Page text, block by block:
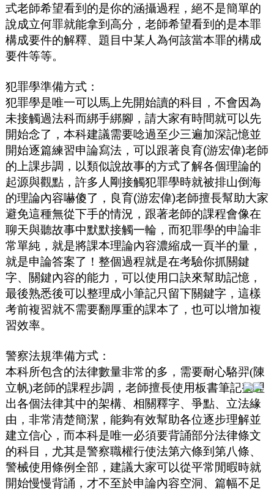
式老師希望看到的是你的涵攝過程，絕不是簡單的
說成立何罪就能拿到高分，老師希望看到的是本罪
構成要件的解釋、題目中某人為何該當本罪的構成
要件等等。
犯罪學準備方式：
犯罪學是唯一可以馬上先開始讀的科目，不會因為
未接觸過法科而綁手綁腳，請大家有時間就可以先
開始念了，本科建議需要唸過至少三遍加深記憶並
開始逐篇練習申論寫法，可以跟著良育(游宏偉)老師
的上課步調，以類似說故事的方式了解各個理論的
起源與觀點，許多人剛接觸犯罪學時就被排山倒海
的理論內容嚇傻了，良育(游宏偉)老師擅長幫助大家
避免這種無從下手的情況，跟著老師的課程會像在
聊天與聽故事中默默接觸一輪，而犯罪學的申論非
常單純，就是將課本理論內容濃縮成一頁半的量，
就是申論答案了！整個過程就是在考驗你抓關鍵
字、關鍵內容的能力，可以使用口訣來幫助記憶，
最後熟悉後可以整理成小筆記只留下關鍵字，這樣
考前複習就不需要翻厚重的課本了，也可以增加複
習效率。
警察法規準備方式：
本科所包含的法律數量非常的多，需要耐心駱羿(陳
立帆)老師的課程步調，老師擅長使用板書筆記整理
出各個法律其中的架構、相關釋字、爭點、立法緣
由，非常清楚簡潔，能夠有效幫助各位逐步理解並
建立信心，而本科是唯一必須要背誦部分法律條文
的科目，尤其是警察職權行使法第六條到第八條、
警械使用條例全部，建議大家可以從平常閒暇時就
開始慢慢背誦，才不至於申論內容空洞、篇幅不足